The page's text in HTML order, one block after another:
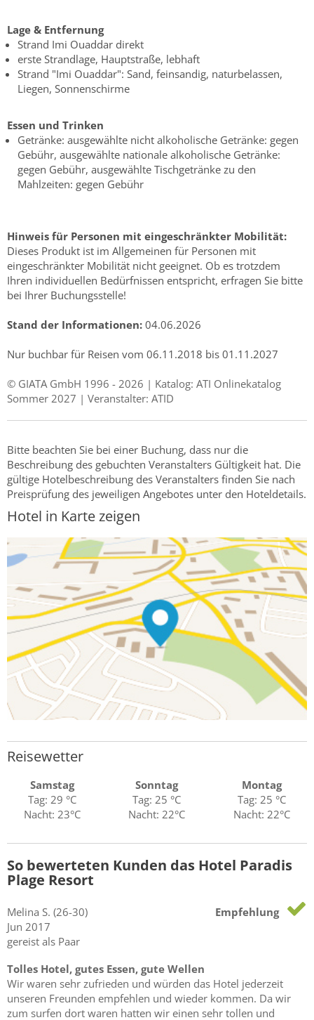
Lage & Entfernung
Strand Imi Ouaddar direkt
erste Strandlage, Hauptstraße, lebhaft
Strand "Imi Ouaddar": Sand, feinsandig, naturbelassen,
Liegen, Sonnenschirme
Essen und Trinken
Getränke: ausgewählte nicht alkoholische Getränke: gegen
Gebühr, ausgewählte nationale alkoholische Getränke:
gegen Gebühr, ausgewählte Tischgetränke zu den
Mahlzeiten: gegen Gebühr
Hinweis für Personen mit eingeschränkter Mobilität:
Dieses Produkt ist im Allgemeinen für Personen mit
eingeschränkter Mobilität nicht geeignet. Ob es trotzdem
Ihren individuellen Bedürfnissen entspricht, erfragen Sie bitte
bei Ihrer Buchungsstelle!
Stand der Informationen: 04.06.2026
Nur buchbar für Reisen vom 06.11.2018 bis 01.11.2027
© GIATA GmbH 1996 - 2026 | Katalog: ATI Onlinekatalog
Sommer 2027 | Veranstalter: ATID
Bitte beachten Sie bei einer Buchung, dass nur die
Beschreibung des gebuchten Veranstalters Gültigkeit hat. Die
gültige Hotelbeschreibung des Veranstalters finden Sie nach
Preisprüfung des jeweiligen Angebotes unter den Hoteldetails.
Hotel in Karte zeigen
Reisewetter
Samstag
Tag: 29 °C
Nacht: 23°C
Sonntag
Tag: 25 °C
Nacht: 22°C
Montag
Tag: 25 °C
Nacht: 22°C
So bewerteten Kunden das Hotel Paradis
Plage Resort
Melina S. (26-30)
Jun 2017
gereist als Paar
Empfehlung
Tolles Hotel, gutes Essen, gute Wellen
Wir waren sehr zufrieden und würden das Hotel jederzeit
unseren Freunden empfehlen und wieder kommen. Da wir
zum surfen dort waren hatten wir einen sehr tollen und